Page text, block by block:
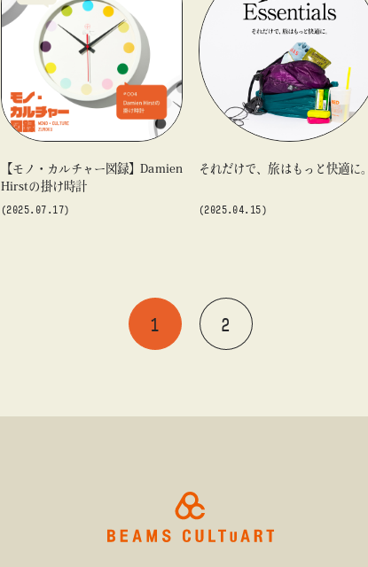
【モノ・カルチャー図録】Damien
Hirstの掛け時計
(2025.07.17)
それだけで、旅はもっと快適に。
(2025.04.15)
1 2